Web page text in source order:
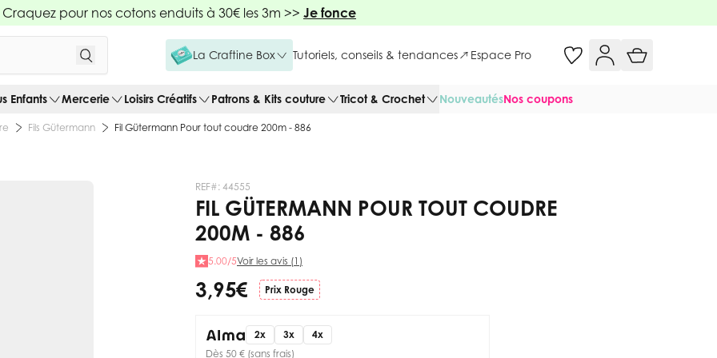
Craquez pour nos cotons enduits à 30€ les 3m >> Je fonce
La Craftine Box Tutoriels, conseils & tendances Espace Pro
Enfants Mercerie Loisirs Créatifs Patrons & Kits couture Tricot & Crochet NouveautésNos coupons
Fils Gütermann Fil Gütermann Pour tout coudre 200m - 886
REF#: 44555
FIL GÜTERMANN POUR TOUT COUDRE
200M - 886
5.00/5Voir les avis (1)
3,95 € Prix Rouge
2x 3x
4x
Dès 50 € (sans frais)